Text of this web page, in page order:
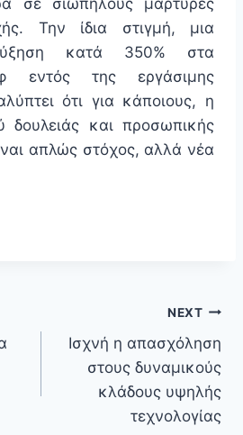
σε σιωπηλούς μάρτυρες
Την ίδια στιγμή, μια
κατά 350% στα
εντός της εργάσιμης
ότι για κάποιους, η
δουλειάς και προσωπικής
απλώς στόχος, αλλά νέα
NEXT
Ισχνή η απασχόληση
στους δυναμικούς
κλάδους υψηλής
τεχνολογίας